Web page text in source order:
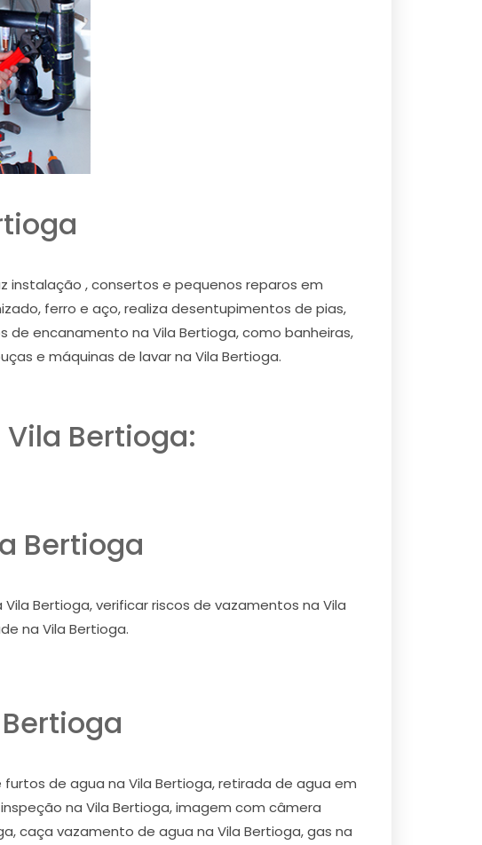
instalação , consertos e pequenos reparos em
ferro e aço, realiza desentupimentos de pias,
de encanamento na Vila Bertioga, como banheiras,
e máquinas de lavar na Vila Bertioga.
Bertioga:
Bertioga
Bertioga, verificar riscos de vazamentos na Vila
na Vila Bertioga.
de agua na Vila Bertioga, retirada de agua em
na Vila Bertioga, imagem com câmera
caça vazamento de agua na Vila Bertioga, gas na